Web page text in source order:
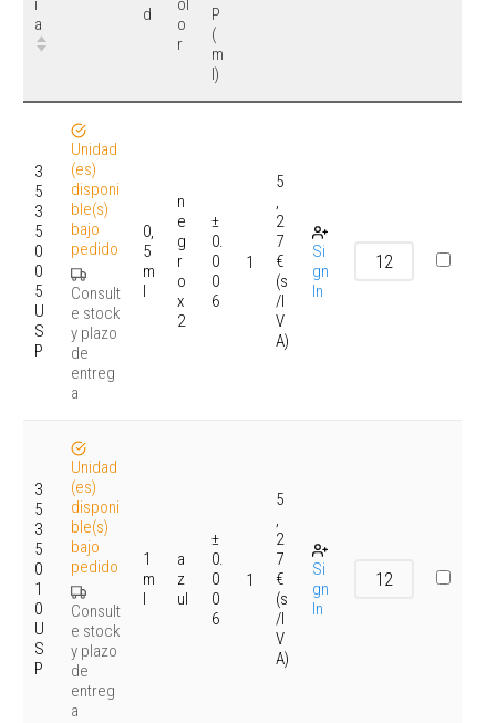
i
a
d
ol
o
r
P
(
m
l)
3
5
3
5
0
0
5
U
S
P
Unidad
(es)
disponi
ble(s)
bajo
pedido
Consult
e stock
y plazo
de
entreg
a
0,
5
m
l
n
e
g
r
o
x
2
±
0.
0
0
6
1
5
,
2
7
€
(s
/I
V
A)
Si
gn
In
3
5
3
5
0
1
0
U
S
P
Unidad
(es)
disponi
ble(s)
bajo
pedido
Consult
e stock
y plazo
de
entreg
a
1
m
l
a
z
ul
±
0.
0
0
6
1
5
,
2
7
€
(s
/I
V
A)
Si
gn
In